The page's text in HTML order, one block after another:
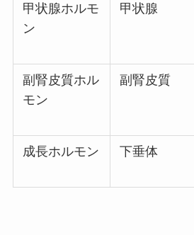
甲状腺ホルモ
ン
甲状腺
副腎皮質ホル
モン
副腎皮質
成長ホルモン 下垂体